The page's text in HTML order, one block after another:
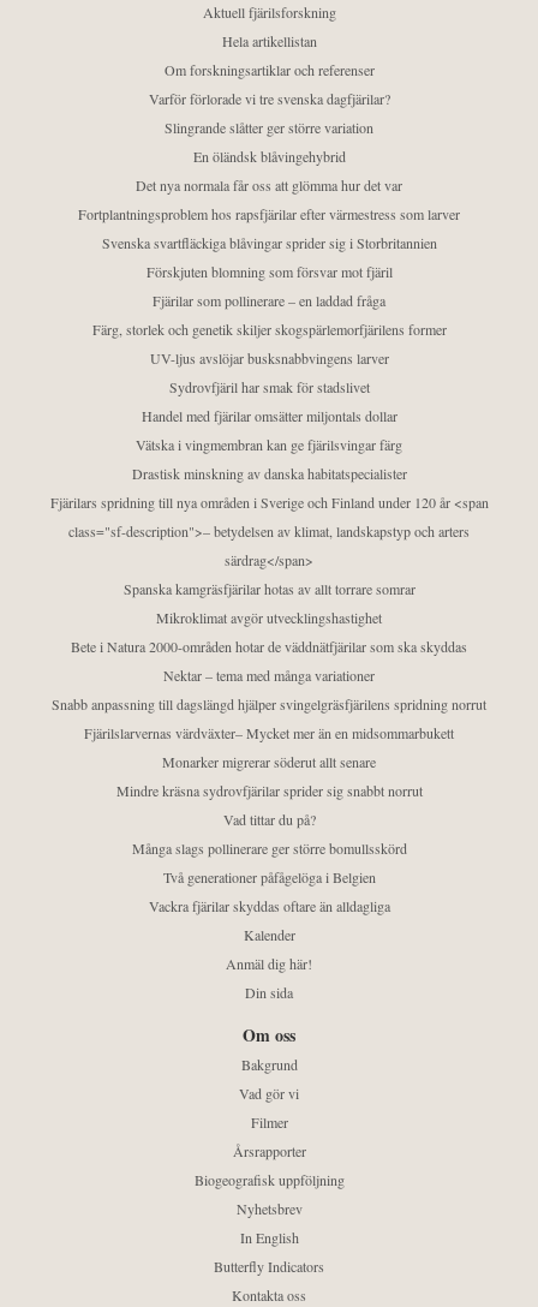
Aktuell fjärilsforskning
Hela artikellistan
Om forskningsartiklar och referenser
Varför förlorade vi tre svenska dagfjärilar?
Slingrande slåtter ger större variation
En öländsk blåvingehybrid
Det nya normala får oss att glömma hur det var
Fortplantningsproblem hos rapsfjärilar efter värmestress som larver
Svenska svartfläckiga blåvingar sprider sig i Storbritannien
Förskjuten blomning som försvar mot fjäril
Fjärilar som pollinerare – en laddad fråga
Färg, storlek och genetik skiljer skogspärlemorfjärilens former
UV-ljus avslöjar busksnabbvingens larver
Sydrovfjäril har smak för stadslivet
Handel med fjärilar omsätter miljontals dollar
Vätska i vingmembran kan ge fjärilsvingar färg
Drastisk minskning av danska habitatspecialister
Fjärilars spridning till nya områden i Sverige och Finland under 120 år <span
class="sf-description">– betydelsen av klimat, landskapstyp och arters
särdrag</span>
Spanska kamgräsfjärilar hotas av allt torrare somrar
Mikroklimat avgör utvecklingshastighet
Bete i Natura 2000-områden hotar de väddnätfjärilar som ska skyddas
Nektar – tema med många variationer
Snabb anpassning till dagslängd hjälper svingelgräsfjärilens spridning norrut
Fjärilslarvernas värdväxter– Mycket mer än en midsommarbukett
Monarker migrerar söderut allt senare
Mindre kräsna sydrovfjärilar sprider sig snabbt norrut
Vad tittar du på?
Många slags pollinerare ger större bomullsskörd
Två generationer påfågelöga i Belgien
Vackra fjärilar skyddas oftare än alldagliga
Kalender
Anmäl dig här!
Din sida
Om oss
Bakgrund
Vad gör vi
Filmer
Årsrapporter
Biogeografisk uppföljning
Nyhetsbrev
In English
Butterfly Indicators
Kontakta oss